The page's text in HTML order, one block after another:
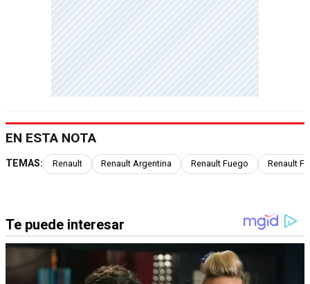
EN ESTA NOTA
TEMAS: Renault Renault Argentina Renault Fuego Renault